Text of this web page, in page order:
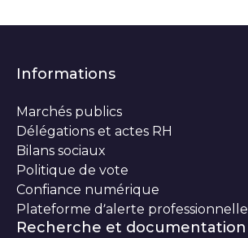
Informations
Marchés publics
Délégations et actes RH
Bilans sociaux
Politique de vote
Confiance numérique
Plateforme d’alerte professionnelle
Recherche et documentation